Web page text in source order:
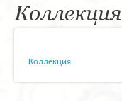
Коллекция
Коллекция